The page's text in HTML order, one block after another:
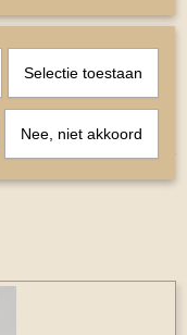
Selectie toestaan
Nee, niet akkoord